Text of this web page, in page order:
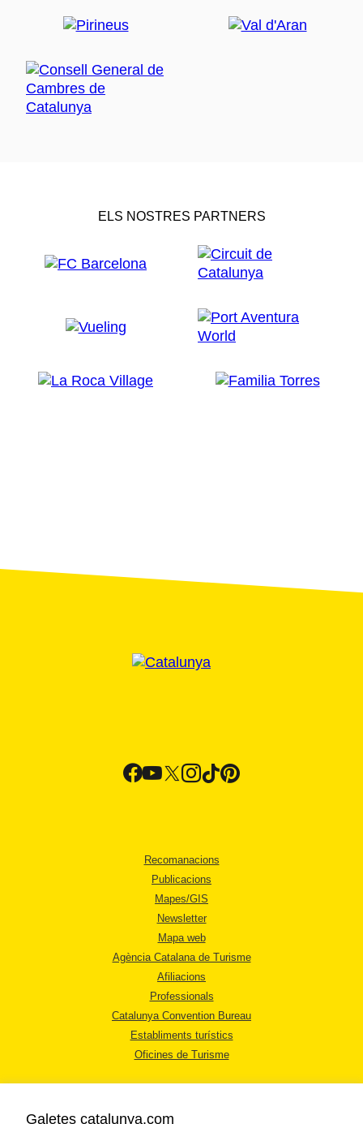
ELS NOSTRES PARTNERS
Recomanacions
Publicacions
Mapes/GIS
Newsletter
Mapa web
Agència Catalana de Turisme
Afiliacions
Professionals
Catalunya Convention Bureau
Establiments turístics
Oficines de Turisme
Galetes catalunya.com